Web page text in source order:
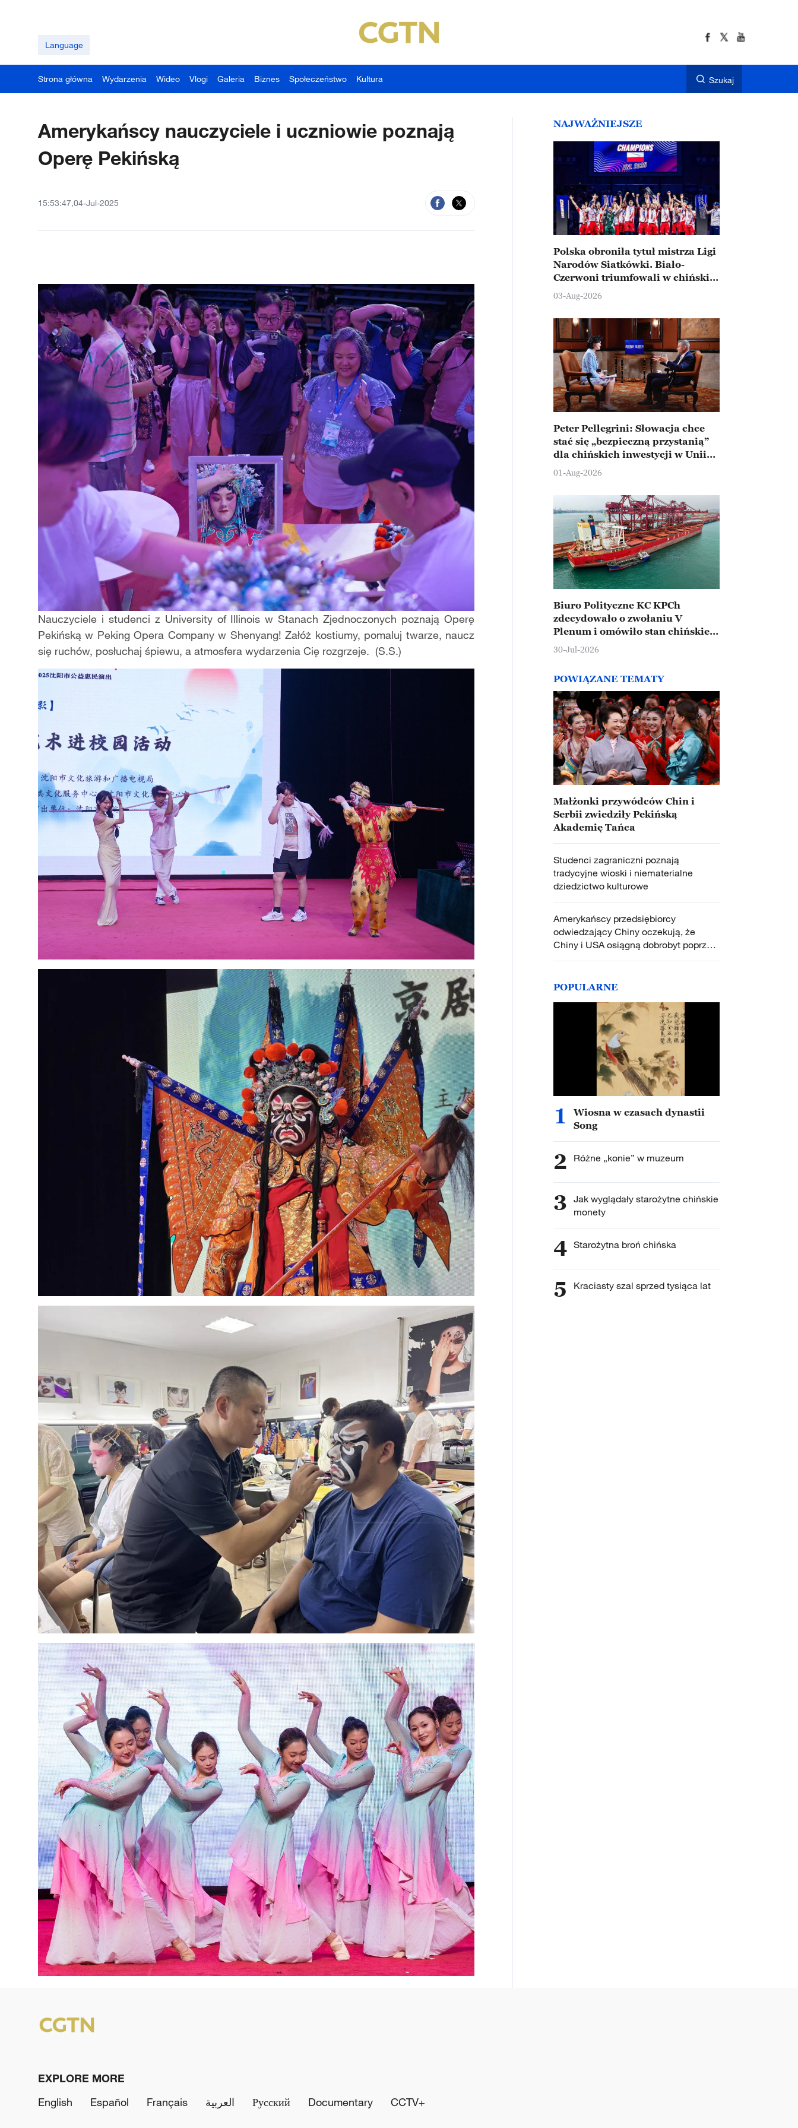
Language
Strona główna Wydarzenia Wideo Vlogi Galeria Biznes Społeczeństwo Kultura Szukaj
Amerykańscy nauczyciele i uczniowie poznają
Operę Pekińską
15:53:47,04-Jul-2025
Nauczyciele i studenci z University of Illinois w Stanach Zjednoczonych poznają Operę
Pekińską w Peking Opera Company w Shenyang! Załóż kostiumy, pomaluj twarze, naucz
się ruchów, posłuchaj śpiewu, a atmosfera wydarzenia Cię rozgrzeje. (S.S.)
NAJWAŻNIEJSZE
Polska obroniła tytuł mistrza Ligi
Narodów Siatkówki. Biało-
Czerwoni triumfowali w chińskim
Ningbo
03-Aug-2026
Peter Pellegrini: Słowacja chce
stać się „bezpieczną przystanią”
dla chińskich inwestycji w Unii
Europejskiej
01-Aug-2026
Biuro Polityczne KC KPCh
zdecydowało o zwołaniu V
Plenum i omówiło stan chińskiej
gospodarki
30-Jul-2026
POWIĄZANE TEMATY
Małżonki przywódców Chin i
Serbii zwiedziły Pekińską
Akademię Tańca
Studenci zagraniczni poznają
tradycyjne wioski i niematerialne
dziedzictwo kulturowe
Amerykańscy przedsiębiorcy
odwiedzający Chiny oczekują, że
Chiny i USA osiągną dobrobyt poprzez
dialog i współpracę
POPULARNE
1
Wiosna w czasach dynastii
Song
2 Różne „konie” w muzeum
3 Jak wyglądały starożytne chińskie
monety
4 Starożytna broń chińska
5 Kraciasty szal sprzed tysiąca lat
EXPLORE MORE
English
Español Français العربية Русский Documentary CCTV+